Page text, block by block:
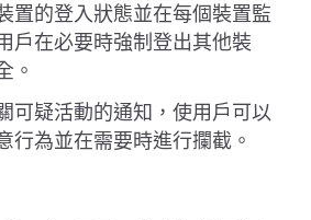
置的登入狀態並在每個裝置監
戶在必要時強制登出其他裝
。
可疑活動的通知，使用戶可以
行為並在需要時進行攔截。